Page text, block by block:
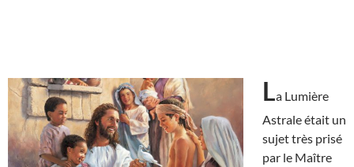
La Lumière
Astrale était un
sujet très prisé
par le Maître